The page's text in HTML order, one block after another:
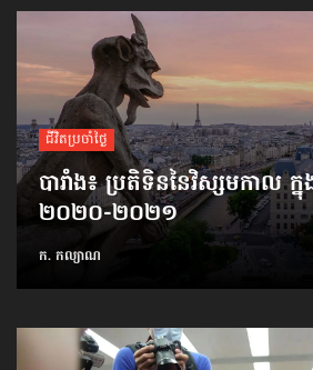
ជីវិតប្រចាំថ្ងៃ
បារាំង៖ ប្រតិទិន​​នៃវិស្សមកាល ក្នុ
២០២០-២០២១
ក. កល្យាណ